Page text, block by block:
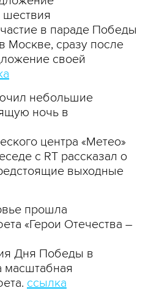
в параде Победы
Москве, сразу после
своей
небольшие
ночь в
центра «Метео»
с RT рассказал о
выходные
прошла
«Герои Отечества –
Дня Победы в
ссылка